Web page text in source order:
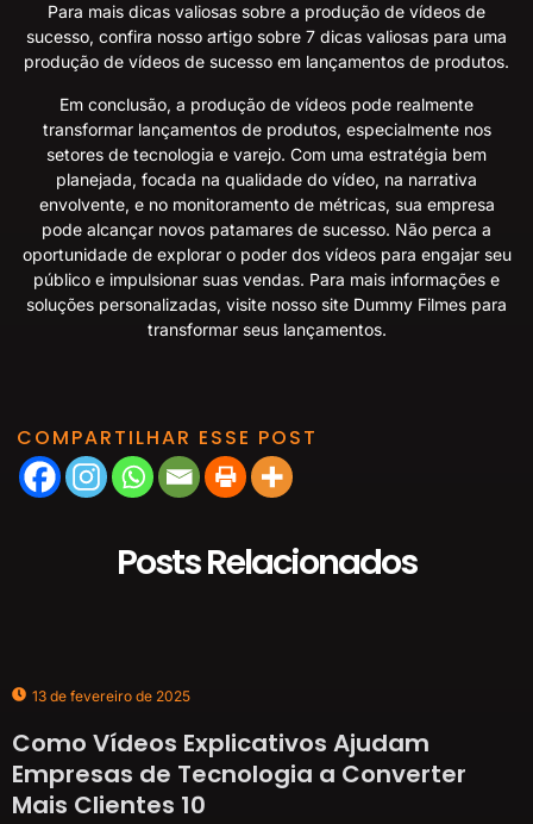
Para mais dicas valiosas sobre a produção de vídeos de
sucesso, confira nosso artigo sobre 7 dicas valiosas para uma
produção de vídeos de sucesso em lançamentos de produtos.
Em conclusão, a produção de vídeos pode realmente
transformar lançamentos de produtos, especialmente nos
setores de tecnologia e varejo. Com uma estratégia bem
planejada, focada na qualidade do vídeo, na narrativa
envolvente, e no monitoramento de métricas, sua empresa
pode alcançar novos patamares de sucesso. Não perca a
oportunidade de explorar o poder dos vídeos para engajar seu
público e impulsionar suas vendas. Para mais informações e
soluções personalizadas, visite nosso site Dummy Filmes para
transformar seus lançamentos.
COMPARTILHAR ESSE POST
Posts Relacionados
13 de fevereiro de 2025
Como Vídeos Explicativos Ajudam
Empresas de Tecnologia a Converter
Mais Clientes 10